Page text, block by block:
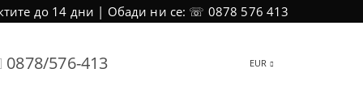
до 14 дни | Обади ни се: ☏ 0878 576 413
0878/576-413 EUR